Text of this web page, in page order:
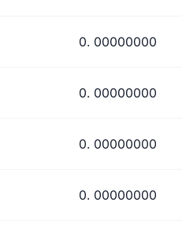
0. 00000000
0. 00000000
0. 00000000
0. 00000000